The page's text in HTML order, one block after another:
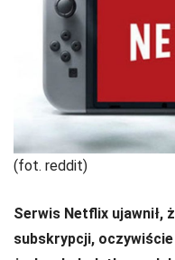
(fot. reddit)
Serwis Netflix ujawnił,
subskrypcji,